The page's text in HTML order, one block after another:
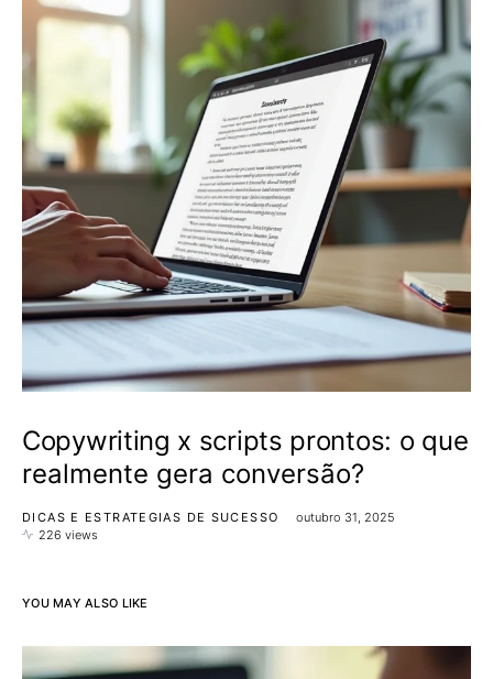
Copywriting x scripts prontos: o que
realmente gera conversão?
DICAS E ESTRATEGIAS DE SUCESSO
outubro 31, 2025
226 views
YOU MAY ALSO LIKE